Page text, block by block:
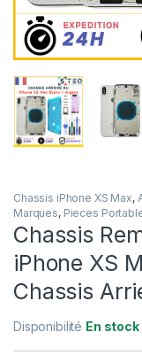
Chassis iPhone XS Max,
Marques, Pieces
Chassis
iPhone XS
Chassis
Disponibilité En stock